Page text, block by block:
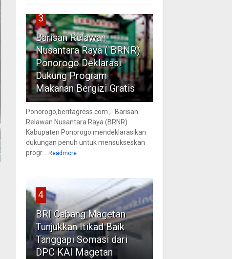
3
Barisan Relawan
Nusantara Raya ( BRNR)
Ponorogo Deklarasi
Dukung Program
Makanan Bergizi Gratis
Ponorogo,beritagress.com ,- Barisan
Relawan Nusantara Raya (BRNR)
Kabupaten Ponorogo mendeklarasikan
dukungan penuh untuk mensukseskan
progr...
Readmore
4
BRI Cabang Magetan
Tunjukkan Itikad Baik
Tanggapi Somasi dari
DPC KAI Magetan